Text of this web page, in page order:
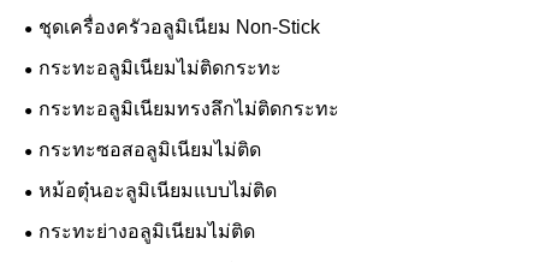
ชุดเครื่องครัวอลูมิเนียม Non-Stick
กระทะอลูมิเนียมไม่ติดกระทะ
กระทะอลูมิเนียมทรงลึกไม่ติดกระทะ
กระทะซอสอลูมิเนียมไม่ติด
หม้อตุ๋นอะลูมิเนียมแบบไม่ติด
กระทะย่างอลูมิเนียมไม่ติด